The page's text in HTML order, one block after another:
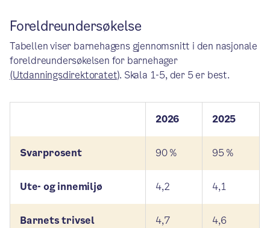
Foreldreundersøkelse
Tabellen viser barnehagens gjennomsnitt i den nasjonale
foreldreundersøkelsen for barnehager
(Utdanningsdirektoratet). Skala 1-5, der 5 er best.
2026 2025
Svarprosent 90 % 95 %
Ute- og innemiljø 4,2 4,1
Barnets trivsel 4,7 4,6